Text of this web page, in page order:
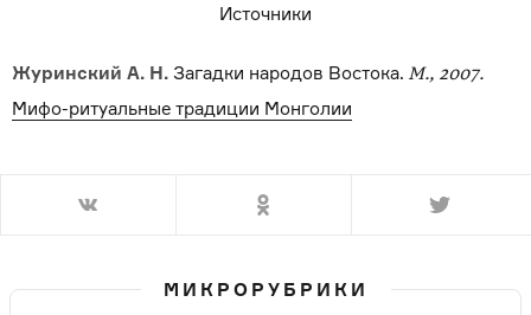
Источники
Журинский А. Н. Загадки народов Востока. М., 2007.
Мифо-ритуальные традиции Монголии
МИКРОРУБРИКИ